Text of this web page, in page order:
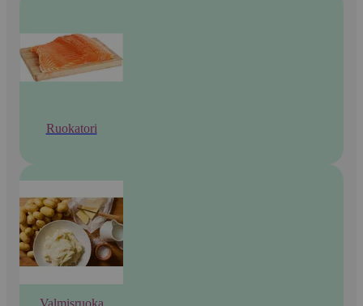
Ruokatori
Valmisruoka